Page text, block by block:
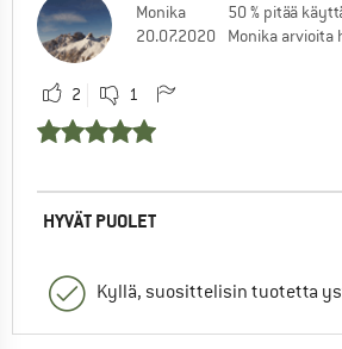
Monika
20.07.2020
50 % pitää
Monika
2 1
HYVÄT PUOLET
Kyllä, suosittelisin tuotetta